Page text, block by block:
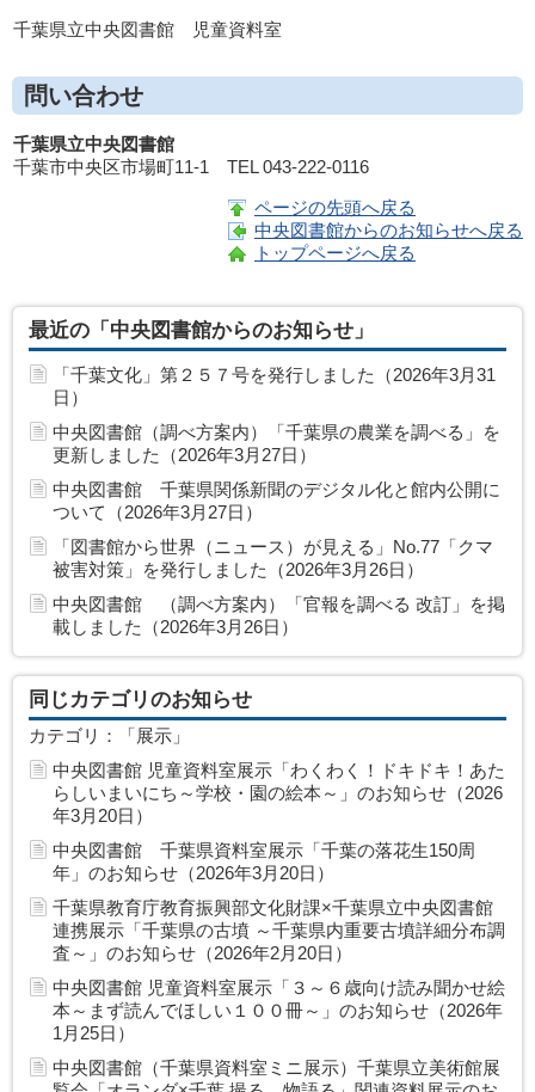
千葉県立中央図書館 児童資料室
問い合わせ
千葉県立中央図書館
千葉市中央区市場町11-1 TEL 043-222-0116
ページの先頭へ戻る
中央図書館からのお知らせへ戻る
トップページへ戻る
最近の「中央図書館からのお知らせ」
「千葉文化」第２５７号を発行しました（2026年3月31
日）
中央図書館（調べ方案内）「千葉県の農業を調べる」を
更新しました（2026年3月27日）
中央図書館 千葉県関係新聞のデジタル化と館内公開に
ついて（2026年3月27日）
「図書館から世界（ニュース）が見える」No.77「クマ
被害対策」を発行しました（2026年3月26日）
中央図書館 （調べ方案内）「官報を調べる 改訂」を掲
載しました（2026年3月26日）
同じカテゴリのお知らせ
カテゴリ：「展示」
中央図書館 児童資料室展示「わくわく！ドキドキ！あた
らしいまいにち～学校・園の絵本～」のお知らせ（2026
年3月20日）
中央図書館 千葉県資料室展示「千葉の落花生150周
年」のお知らせ（2026年3月20日）
千葉県教育庁教育振興部文化財課×千葉県立中央図書館
連携展示「千葉県の古墳 ～千葉県内重要古墳詳細分布調
査～」のお知らせ（2026年2月20日）
中央図書館 児童資料室展示「３～６歳向け読み聞かせ絵
本～まず読んでほしい１００冊～」のお知らせ（2026年
1月25日）
中央図書館（千葉県資料室ミニ展示）千葉県立美術館展